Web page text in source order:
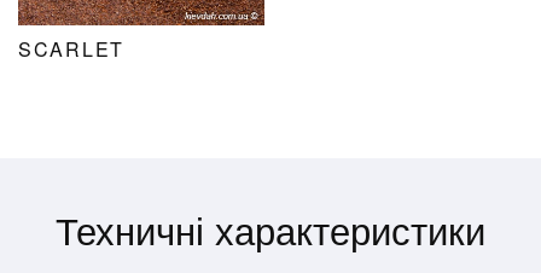
SCARLET
Техничні характеристики